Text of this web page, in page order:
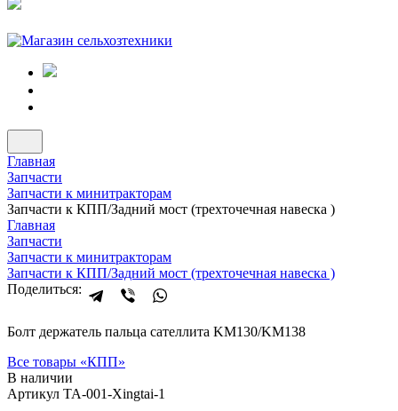
Главная
Запчасти
Запчасти к минитракторам
Запчасти к КПП/Задний мост (трехточечная навеска )
Главная
Запчасти
Запчасти к минитракторам
Запчасти к КПП/Задний мост (трехточечная навеска )
Поделиться:
Болт держатель пальца сателлита KM130/KM138
Все товары «КПП»
В наличии
Артикул TA-001-Xingtai-1